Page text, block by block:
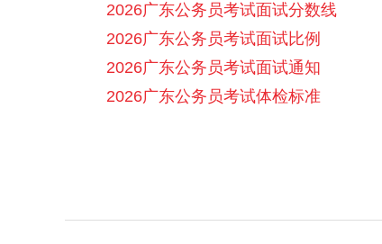
2026广东公务员考试面试分数线
2026广东公务员考试面试比例
2026广东公务员考试面试通知
2026广东公务员考试体检标准